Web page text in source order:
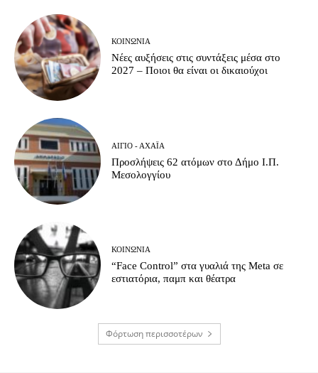
ΚΟΙΝΩΝΊΑ
Νέες αυξήσεις στις συντάξεις μέσα στο
2027 – Ποιοι θα είναι οι δικαιούχοι
ΑΊΓΙΟ - ΑΧΑΪ́Α
Προσλήψεις 62 ατόμων στο Δήμο Ι.Π.
Μεσολογγίου
ΚΟΙΝΩΝΊΑ
“Face Control” στα γυαλιά της Meta σε
εστιατόρια, παμπ και θέατρα
Φόρτωση περισσοτέρων